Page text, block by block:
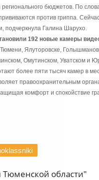
бюджетов. По
против гриппа.
подчеркнула Галина Шарухо.
192 новые камеры
Ялуторовске,
Омутинском, Уватском и
более пяти тысяч камер в
правоохранительным
комфорт и спокойствие
Тюменской области"